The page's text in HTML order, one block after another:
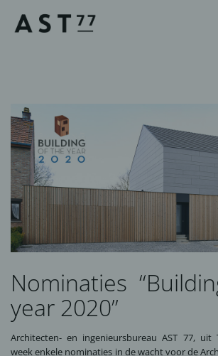
Nominaties
year 2020”
Architecten- en ingenieursbureau AST 77, uit
week enkele nominaties in de wacht voor de